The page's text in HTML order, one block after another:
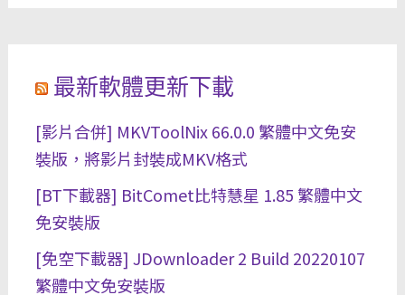
最新軟體更新下載
[影片合併] MKVToolNix 66.0.0 繁體中文免安
裝版，將影片封裝成MKV格式
[BT下載器] BitComet比特慧星 1.85 繁體中文
免安裝版
[免空下載器] JDownloader 2 Build 20220107
繁體中文免安裝版